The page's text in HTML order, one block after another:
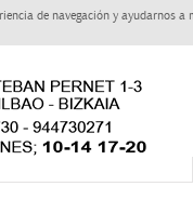
de navegación y ayudarnos